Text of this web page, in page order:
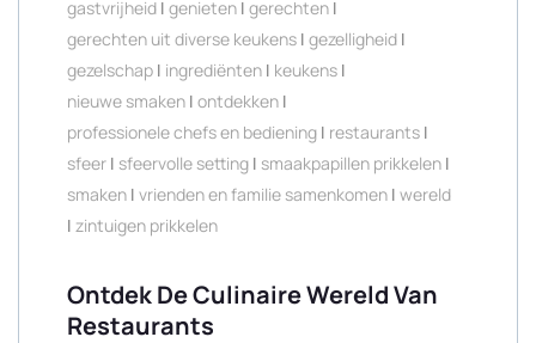
gastvrijheid | genieten | gerechten |
gerechten uit diverse keukens | gezelligheid |
gezelschap | ingrediënten | keukens |
nieuwe smaken | ontdekken |
professionele chefs en bediening | restaurants |
sfeer | sfeervolle setting | smaakpapillen prikkelen |
smaken | vrienden en familie samenkomen | wereld
| zintuigen prikkelen
Ontdek De Culinaire Wereld Van
Restaurants